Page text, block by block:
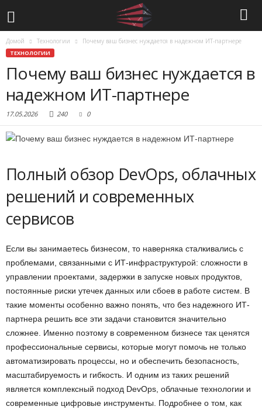
Домой Технологии Почему ваш бизнес нуждается в надежном ИТ-партнере
ТЕХНОЛОГИИ
Почему ваш бизнес нуждается в
надежном ИТ-партнере
17.05.2026 240 0
Полный обзор DevOps, облачных
решений и современных
сервисов
Если вы занимаетесь бизнесом, то наверняка сталкивались с
проблемами, связанными с ИТ-инфраструктурой: сложности в
управлении проектами, задержки в запуске новых продуктов,
постоянные риски утечек данных или сбоев в работе систем. В
такие моменты особенно важно понять, что без надежного ИТ-
партнера решить все эти задачи становится значительно
сложнее. Именно поэтому в современном бизнесе так ценятся
профессиональные сервисы, которые могут помочь не только
автоматизировать процессы, но и обеспечить безопасность,
масштабируемость и гибкость. И одним из таких решений
является комплексный подход DevOps, облачные технологии и
современные цифровые инструменты. Подробнее о том, как